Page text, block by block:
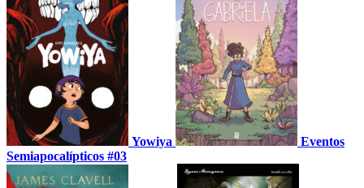
Yowiya
Eventos
Semiapocalípticos #03